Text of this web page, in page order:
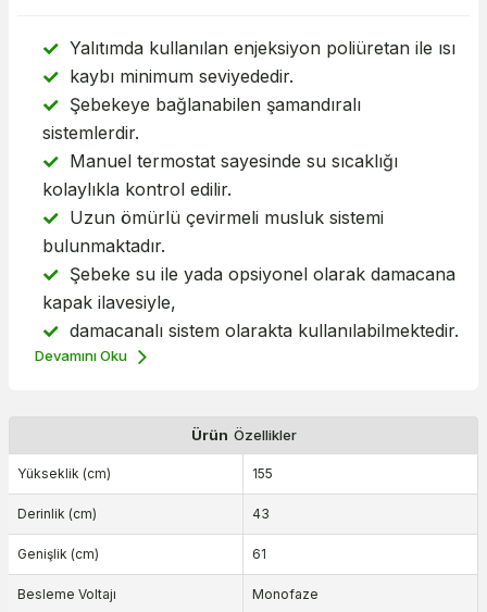
Yalıtımda kullanılan enjeksiyon poliüretan ile ısı
kaybı minimum seviyededir.
Şebekeye bağlanabilen şamandıralı
sistemlerdir.
Manuel termostat sayesinde su sıcaklığı
kolaylıkla kontrol edilir.
Uzun ömürlü çevirmeli musluk sistemi
bulunmaktadır.
Şebeke su ile yada opsiyonel olarak damacana
kapak ilavesiyle,
damacanalı sistem olarakta kullanılabilmektedir.
Devamını Oku
Ürün Özellikler
Yükseklik (cm) 155
Derinlik (cm) 43
Genişlik (cm) 61
Besleme Voltajı Monofaze